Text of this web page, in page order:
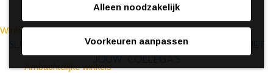
Alleen noodzakelijk
Voorkeuren aanpassen
Winkelen
Ambachtelijke winkels
Sluit het jaar af of begin het jaar goed met
jouw collega's